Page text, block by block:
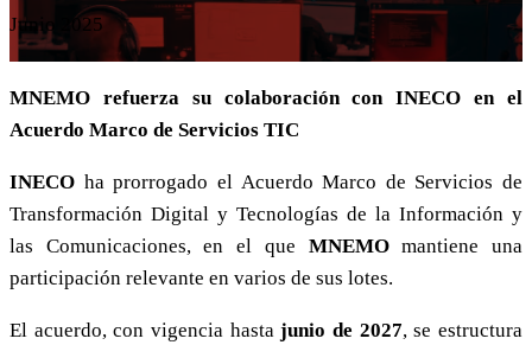
Junio 2025
MNEMO refuerza su colaboración con INECO en el
Acuerdo Marco de Servicios TIC
INECO ha prorrogado el Acuerdo Marco de Servicios de
Transformación Digital y Tecnologías de la Información y
las Comunicaciones, en el que MNEMOmantiene una
participación relevante en varios de sus lotes.
El acuerdo, con vigencia hastajunio de 2027, se estructura